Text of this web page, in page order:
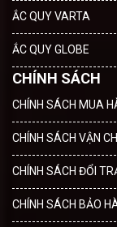
ẮC QUY VARTA
ẮC QUY GLOBE
CHÍNH SÁCH
CHÍNH SÁCH MUA
CHÍNH SÁCH VẬN
CHÍNH SÁCH ĐỔI
CHÍNH SÁCH BẢO